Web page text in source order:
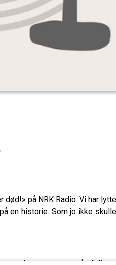
på NRK Radio. Vi har
en historie. Som jo ikke